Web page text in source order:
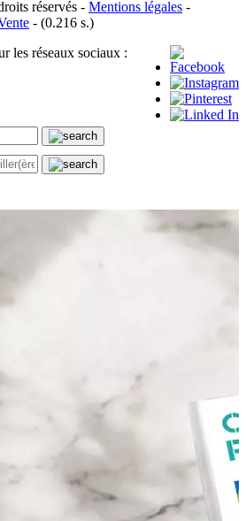
réservés - Mentions légales -
- (0.216 s.)
les réseaux sociaux :